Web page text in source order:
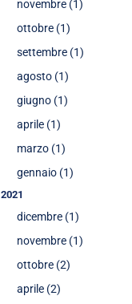
novembre (1)
ottobre (1)
settembre (1)
agosto (1)
giugno (1)
aprile (1)
marzo (1)
gennaio (1)
2021
dicembre (1)
novembre (1)
ottobre (2)
aprile (2)